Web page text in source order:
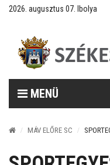
2026. augusztus 07. Ibolya
MENÜ
MÁV ELŐRE SC